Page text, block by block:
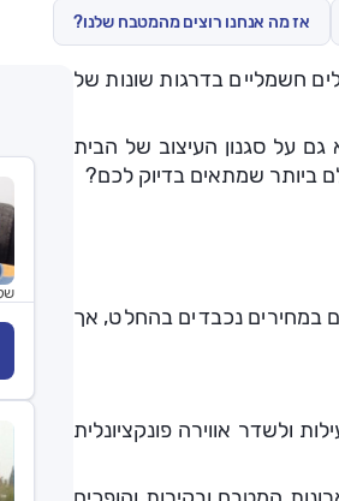
אז מה אנחנו רוצים מהמטבח שלנו?
חשמליים בדרגות שונות של
על סגנון העיצוב של הבית
ביותר שמתאים בדיוק לכם?
במחירים נכבדים בהחלט, אך
ולשדר אווירה פונקציונלית